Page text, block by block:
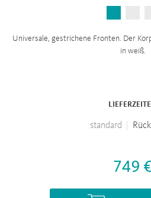
Universale, gestrichene Fronten. Der
in weiß.
standard
749